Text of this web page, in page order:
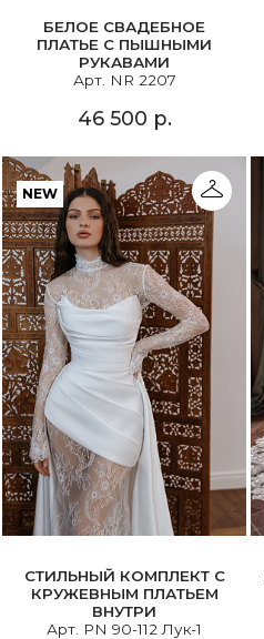
БЕЛОЕ СВАДЕБНОЕ
ПЛАТЬЕ С ПЫШНЫМИ
РУКАВАМИ
Арт. NR 2207
46 500 р.
NEW
СТИЛЬНЫЙ КОМПЛЕКТ С
КРУЖЕВНЫМ ПЛАТЬЕМ
ВНУТРИ
Арт. PN 90-112 Лук-1